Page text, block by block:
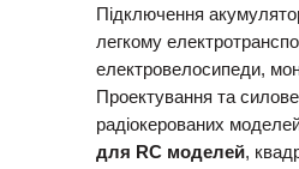
Підключення
легкому
електровелосипеди,
Проектування та
радіокерованих
для RC моделей,